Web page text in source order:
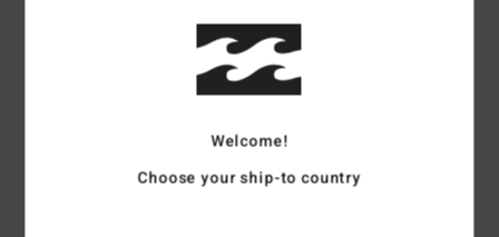
Kundenbewertungen
Durchschnittliche Bewertung
5.0
Welcome!
Choose your ship-to country